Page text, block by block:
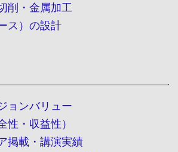
削・金属加工
ス）の設計
ョンバリュー
性・収益性）
掲載・講演実績